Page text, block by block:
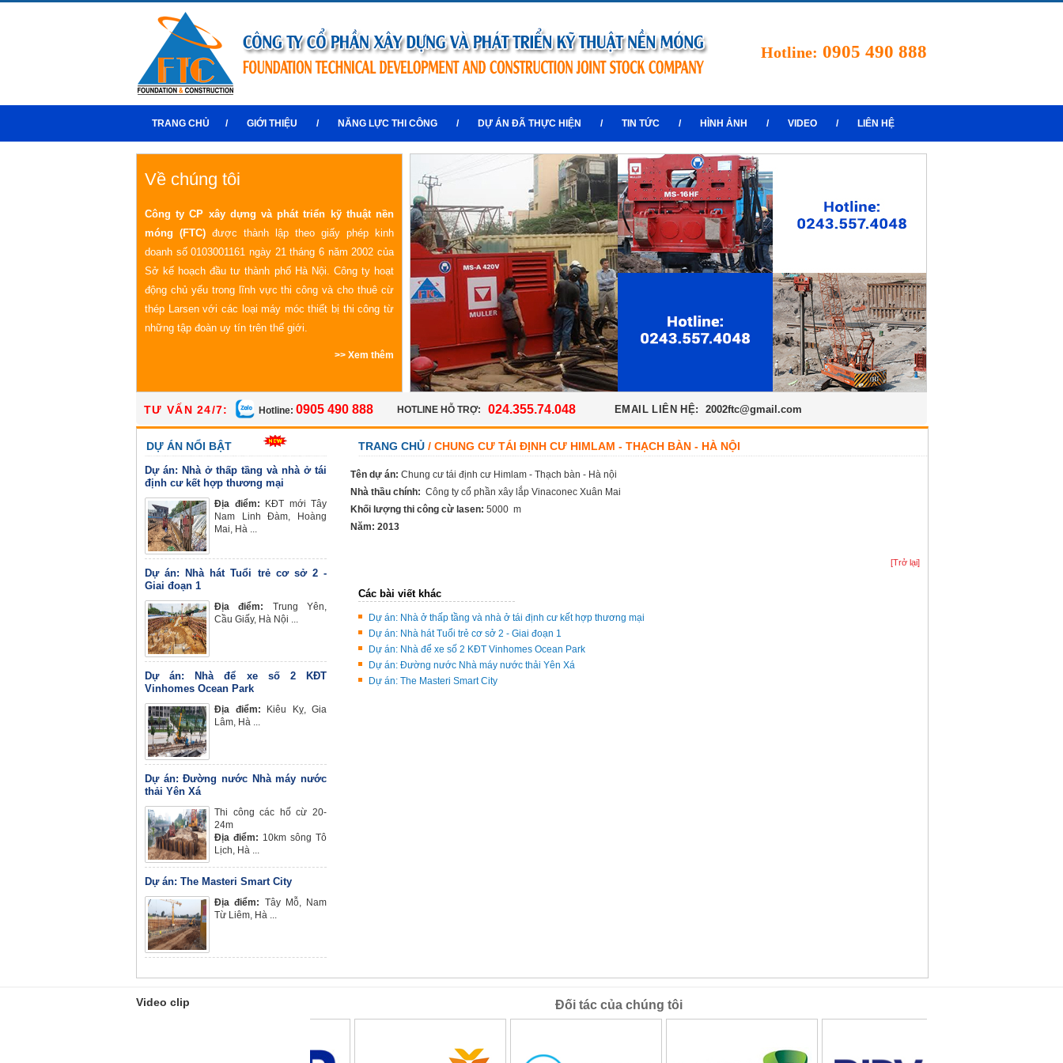
Hotline: 0905 490 888
TRANG CHỦ / GIỚI THIỆU / NĂNG LỰC THI CÔNG / DỰ ÁN ĐÃ THỰC HIỆN / TIN TỨC / HÌNH ẢNH / VIDEO / LIÊN HỆ
Về chúng tôi
Công ty CP xây dựng và phát triển kỹ thuật nền
móng (FTC) được thành lập theo giấy phép kinh
doanh số 0103001161 ngày 21 tháng 6 năm 2002 của
Sở kế hoạch đầu tư thành phố Hà Nội. Công ty hoạt
động chủ yếu trong lĩnh vực thi công và cho thuê cừ
thép Larsen với các loại máy móc thiết bị thi công từ
những tập đoàn uy tín trên thế giới.
>> Xem thêm
TƯ VẤN 24/7: Hotline: 0905 490 888 HOTLINE HỖ TRỢ: 024.355.74.048 EMAIL LIÊN HỆ: 2002ftc@gmail.com
DỰ ÁN NỔI BẬT
Dự án: Nhà ở thấp tầng và nhà ở tái
định cư kết hợp thương mại
Địa điểm: KĐT mới Tây
Nam Linh Đàm, Hoàng
Mai, Hà ...
Dự án: Nhà hát Tuổi trẻ cơ sở 2 -
Giai đoạn 1
Địa điểm: Trung Yên,
Cầu Giấy, Hà Nội ...
Dự án: Nhà để xe số 2 KĐT
Vinhomes Ocean Park
Địa điểm: Kiêu Kỵ, Gia
Lâm, Hà ...
Dự án: Đường nước Nhà máy nước
thải Yên Xá
Thi công các hố cừ 20-
24m
Địa điểm: 10km sông Tô
Lịch, Hà ...
Dự án: The Masteri Smart City
Địa điểm: Tây Mỗ, Nam
Từ Liêm, Hà ...
TRANG CHỦ / CHUNG CƯ TÁI ĐỊNH CƯ HIMLAM - THẠCH BÀN - HÀ NỘI
Tên dự án: Chung cư tái định cư Himlam - Thạch bàn - Hà nội
Nhà thầu chính: Công ty cổ phần xây lắp Vinaconec Xuân Mai
Khối lượng thi công cừ lasen: 5000 m
Năm: 2013
[Trở lại]
Các bài viết khác
Dự án: Nhà ở thấp tầng và nhà ở tái định cư kết hợp thương mại
Dự án: Nhà hát Tuổi trẻ cơ sở 2 - Giai đoạn 1
Dự án: Nhà để xe số 2 KĐT Vinhomes Ocean Park
Dự án: Đường nước Nhà máy nước thải Yên Xá
Dự án: The Masteri Smart City
Video clip Đối tác của chúng tôi